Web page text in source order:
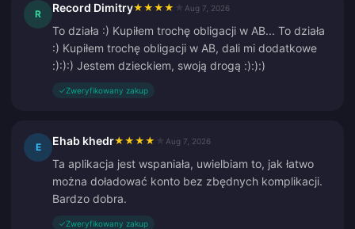
R Record Dimitry★ ★ ★ ★ Aug 7, 2026
To działa :) Kupiłem trochę obligacji w AB... To działa
:) Kupiłem trochę obligacji w AB, dali mi dodatkowe
:):):) Jestem dzieckiem, swoją drogą :):):)
✓Zweryfikowany zakup
E Ehab khedr★ ★ ★ ★ Aug 7, 2026
Ta aplikacja jest wspaniała, uwielbiam to, jak łatwo
można doładować konto bez zbędnych komplikacji.
Bardzo dobra.
✓Zweryfikowany zakup